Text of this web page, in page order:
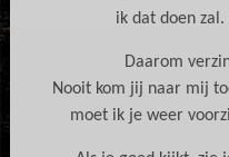
ik dat doen
Daarom
Nooit kom jij naar mij
moet ik je weer